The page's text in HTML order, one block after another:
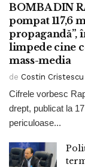
BOMBA DIN
pompat 117,6
propagandă”,
limpede cine
mass-media
de Costin Cristescu
Cifrele vorbesc
drept, publicat la
periculoase...